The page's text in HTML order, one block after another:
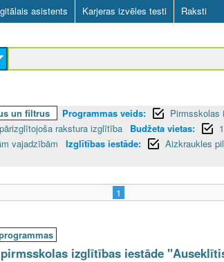
asistents Karjeras izvēles testi Raksti
un filtrus Programmas veids:
Pirmsskolas
rakstura izglītība Budžeta vietas: 1
vajadzībām Izglītības iestāde:
Aizkraukles
1
izglītības iestāde